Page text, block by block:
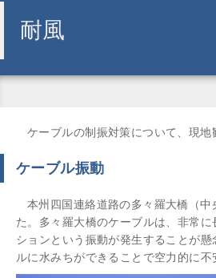
耐風
ケーブルの制振対策について、現
ケーブル振動
本州四国連絡道路の多々羅大橋（
た。多々羅大橋のケーブルは、非常
ションという振動が発生することが
ルに水みちができることで空力的に